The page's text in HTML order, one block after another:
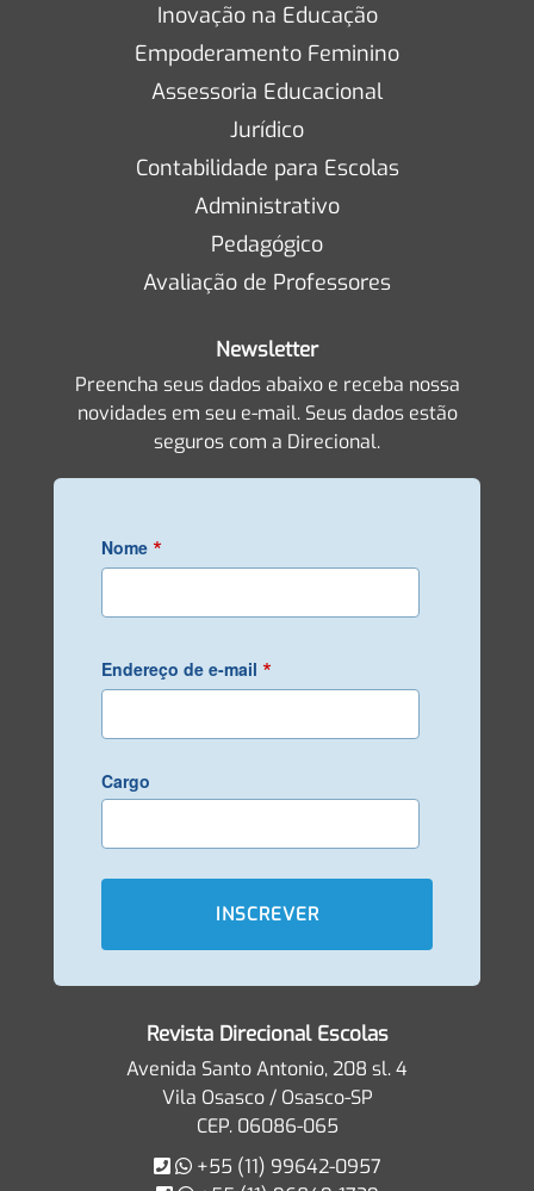
Inovação na Educação
Empoderamento Feminino
Assessoria Educacional
Jurídico
Contabilidade para Escolas
Administrativo
Pedagógico
Avaliação de Professores
Newsletter
Preencha seus dados abaixo e receba nossa
novidades em seu e-mail. Seus dados estão
seguros com a Direcional.
Nome *
Endereço de e-mail *
Cargo
Revista Direcional Escolas
Avenida Santo Antonio, 208 sl. 4
Vila Osasco / Osasco-SP
CEP. 06086-065
+55 (11) 99642-0957